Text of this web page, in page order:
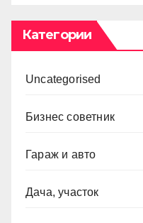
Категории
Uncategorised
Бизнес советник
Гараж и авто
Дача, участок